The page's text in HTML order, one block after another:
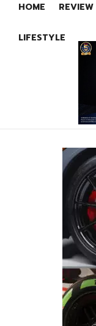
HOME REVIEW
LIFESTYLE